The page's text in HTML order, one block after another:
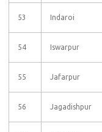
53 Indaroi
54 Iswarpur
55 Jafarpur
56 Jagadishpur